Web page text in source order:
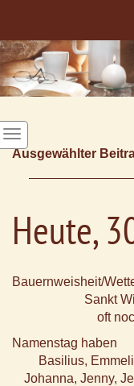
Ausgewählter
Heute,
Bauernweisheit/
Sankt
oft
Namenstag haben
Basilius,
Johanna, Jenny,